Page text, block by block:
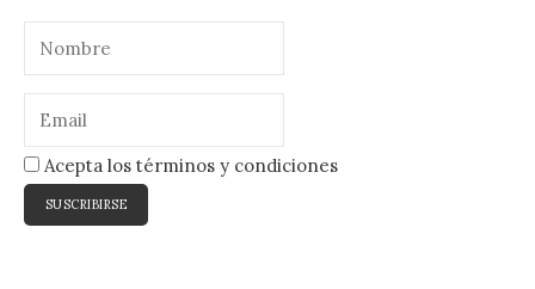
Acepta los términos y condiciones